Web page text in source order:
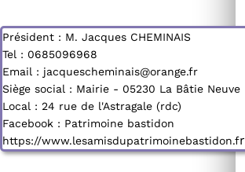
Président : M. Jacques CHEMINAIS
Tel : 0685096968
Email : jacquescheminais@orange.fr
Siège social : Mairie - 05230 La Bâtie Neuve
Local : 24 rue de l'Astragale (rdc)
Facebook : Patrimoine bastidon
https://www.lesamisdupatrimoinebastidon.fr